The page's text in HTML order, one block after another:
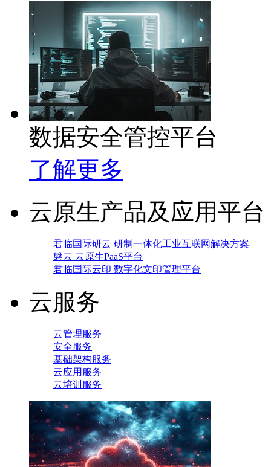
数据安全管控平台
了解更多
云原生产品及应用平台
君临国际研云 研制一体化工业互联网解决方案
磐云 云原生PaaS平台
君临国际云印 数字化文印管理平台
云服务
云管理服务
安全服务
基础架构服务
云应用服务
云培训服务